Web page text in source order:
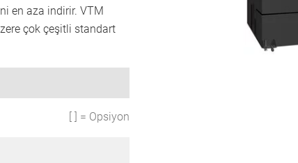
en aza indirir. VTM
çok çeşitli standart
[ ] = Opsiyon